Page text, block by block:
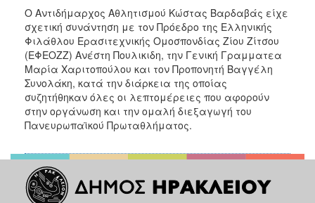
Ο Αντιδήμαρχος Αθλητισμού Κώστας Βαρδαβάς είχε
σχετική συνάντηση με τον Πρόεδρο της Ελληνικής
Φιλάθλου Ερασιτεχνικής Ομοσπονδίας Ζίου Ζίτσου
(ΕΦΕΟΖΖ) Ανέστη Πουλικιδη, την Γενική Γραμματεα
Μαρία Χαριτοπούλου και τον Προπονητή Βαγγέλη
Συνολάκη, κατά την διάρκεια της οποίας
συζητήθηκαν όλες οι λεπτομέρειες που αφορούν
στην οργάνωση και την ομαλή διεξαγωγή του
Πανευρωπαϊκού Πρωταθλήματος.